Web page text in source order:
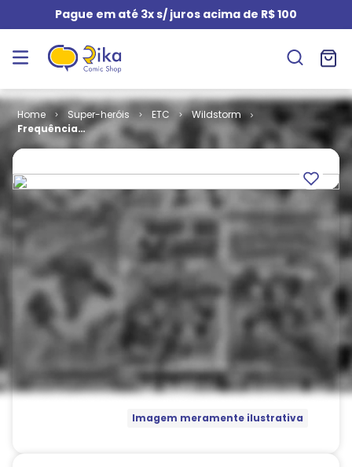
Pague em até 3x s/ juros acima de R$ 100
Super-heróis ETC
Wildstorm
Frequência
Global # 1
Imagem meramente ilustrativa